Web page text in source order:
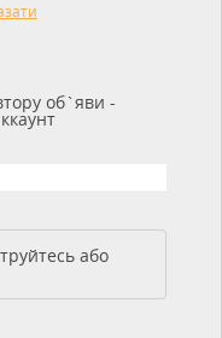
об`яви -
або